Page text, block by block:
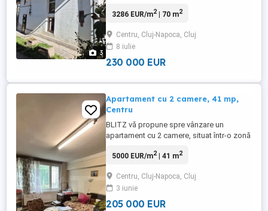
3
230000euro
3286 EUR/m2| 70 m2
Centru, Cluj-Napoca, Cluj
8 iulie
230 000 EUR
Apartament cu 2 camere, 41 mp,
Centru
BLITZ vă propune spre vânzare un
apartament cu 2 camere, situat într-o zonă
între Casa de Cultură a Studenților și
este semidecomandat, are o suprafață
utilă de 41 mp și beneficiază de o
poziționare excelentă, cu acces rapid ...
5000 EUR/m2| 41 m2
Centru, Cluj-Napoca, Cluj
3 iunie
205 000 EUR